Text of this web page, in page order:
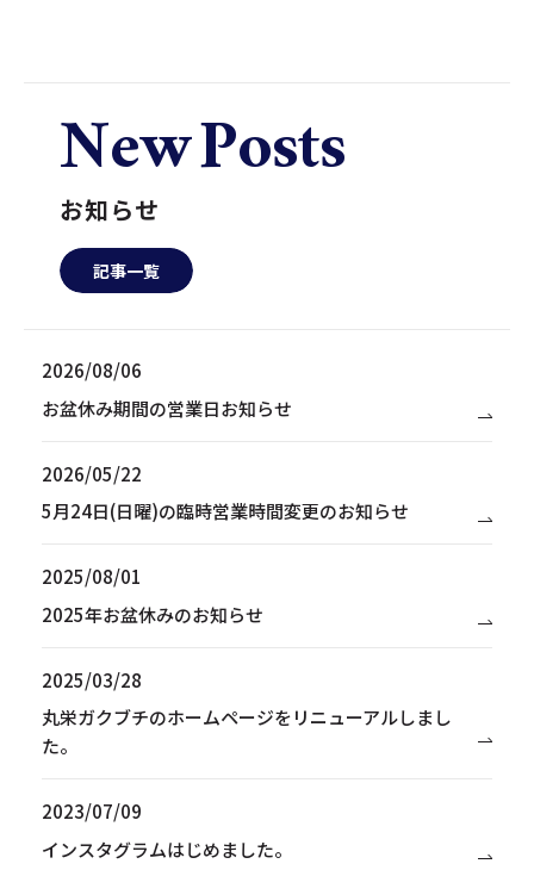
NewPosts
お知らせ
記事一覧
2026/08/06
お盆休み期間の営業日お知らせ
2026/05/22
5月24日(日曜)の臨時営業時間変更のお知らせ
2025/08/01
2025年お盆休みのお知らせ
2025/03/28
丸栄ガクブチのホームページをリニューアルしまし
た。
2023/07/09
インスタグラムはじめました。